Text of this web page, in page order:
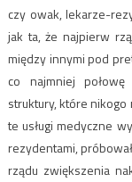
czy owak, lekarze-
jak ta, że najpierw
między innymi pod
co najmniej
struktury, które nikogo
te usługi medyczne
rezydentami,
rządu zwiększenia